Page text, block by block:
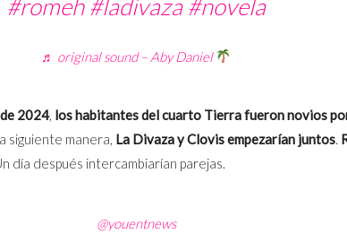
#romeh #ladivaza #novela
♬ original sound – Aby Daniel
2024, los habitantes del cuarto Tierra fueron novios
siguiente manera, La Divaza y Clovis empezarían juntos.
día después intercambiarían parejas.
@youentnews